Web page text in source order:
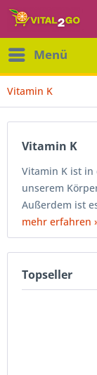
Menü
Vitamin K
Vitamin K
Vitamin K ist
unserem
Außerdem ist
mehr erfahren
Topseller